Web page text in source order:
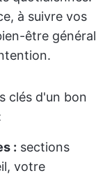
à suivre vos
être général
clés d'un bon
: sections
votre